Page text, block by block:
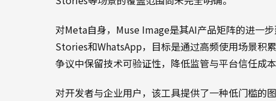
对Meta自身，Muse Image是其AI产品矩阵的进一
Stories和WhatsApp，目标是通过高频使用场景积
争议中保留技术可验证性，降低监管与平台信任成本
对开发者与企业用户，该工具提供了一种低门槛的